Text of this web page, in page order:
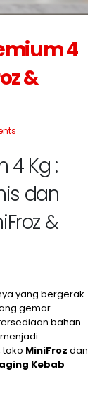
4
&
4 Kg :
dan
&
yang bergerak
gemar
bahan
toko MiniFroz dan
Kebab